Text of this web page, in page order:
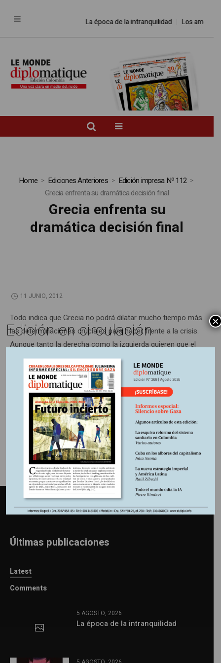
La época de la intranquilidad Los amos
Home Ediciones Anteriores
Edición impresa Nº 112
Grecia enfrenta su dramática decisión final
Grecia enfrenta su
dramática decisión final
11 JUNIO, 2012
Todo indica que Grecia no podrá dilatar mucho tiempo más
las determinaciones cruciales para hacer frente a la crisis.
Aunque tanto la derecha como la izquierda quieren que el
país permanezca dentro de la unión monetaria europea, la
dinámica de la situación política lo empuja hacia la salida.
Información adicional
Últimas publicaciones
Latest
Comments
5 AGOSTO, 2026
La época de la intranquilidad
Edición en circulación ×